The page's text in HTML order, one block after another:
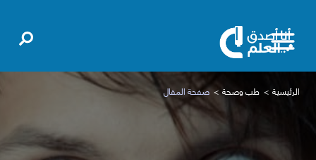
الرئيسية طب وصحة صفحة المقال